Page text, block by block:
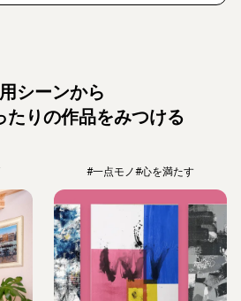
シーンから
たりの作品をみつける
#一点モノ#心を満たす